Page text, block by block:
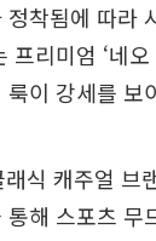
착됨에 따라
리미엄 ‘네오
이 강세를 보
식 캐주얼 브
해 스포츠 무